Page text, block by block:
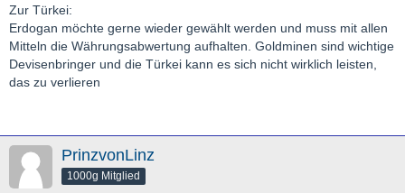
Zur Türkei:
Erdogan möchte gerne wieder gewählt werden und muss mit allen
Mitteln die Währungsabwertung aufhalten. Goldminen sind wichtige
Devisenbringer und die Türkei kann es sich nicht wirklich leisten,
das zu verlieren
PrinzvonLinz
1000g Mitglied